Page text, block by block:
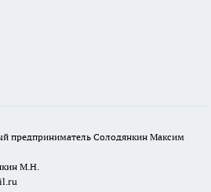
предприниматель Солодянкин Максим
М.Н.